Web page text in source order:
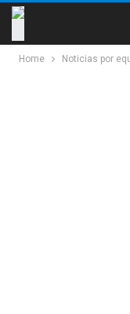
Home Noticias por